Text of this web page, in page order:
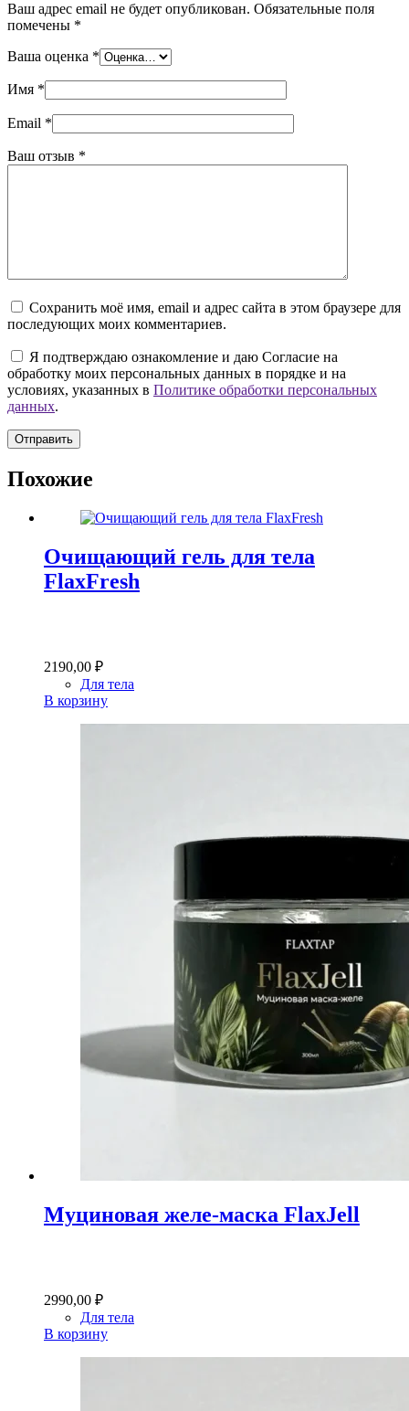
Ваш адрес email не будет опубликован. Обязательные поля
помечены *
Ваша оценка *
Имя *
Email *
Ваш отзыв *
Сохранить моё имя, email и адрес сайта в этом браузере для
последующих моих комментариев.
Я подтверждаю ознакомление и даю Согласие на
обработку моих персональных данных в порядке и на
условиях, указанных в Политике обработки персональных
данных.
Отправить
Похожие
Очищающий гель для тела
FlaxFresh
2190,00 ₽
Для тела
В корзину
Муциновая желе-маска FlaxJell
2990,00 ₽
Для тела
В корзину